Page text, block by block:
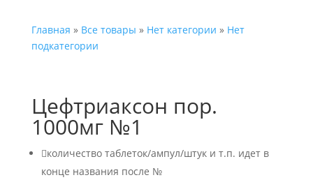
Главная » Все товары » Нет категории » Нет
подкатегории
Цефтриаксон пор.
1000мг №1
количество таблеток/ампул/штук и т.п. идет в
конце названия после №